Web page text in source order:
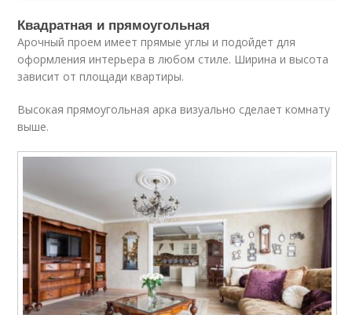
Квадратная и прямоугольная
Арочный проем имеет прямые углы и подойдет для
оформления интерьера в любом стиле. Ширина и высота
зависит от площади квартиры.
Высокая прямоугольная арка визуально сделает комнату
выше.